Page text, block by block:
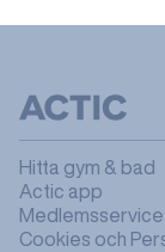
Hitta gym & bad
Actic app
Medlemsservice
Cookies och